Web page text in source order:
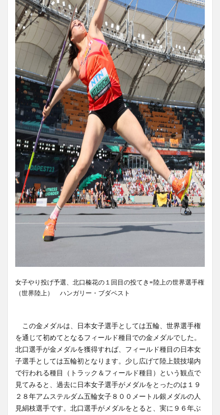
女子やり投げ予選、北口榛花の１回目の投てき=陸上の世界選手権
（世界陸上） ハンガリー・ブダペスト
この金メダルは、日本女子選手としては五輪、世界選手権
を通じて初めてとなるフィールド種目での金メダルでした。
北口選手が金メダルを獲得すれば、フィールド種目の日本女
子選手としては五輪初となります。少し広げて陸上競技場内
で行われる種目（トラック＆フィールド種目）という観点で
見てみると、過去に日本女子選手がメダルをとったのは１９
２８年アムステルダム五輪女子８００メートル銀メダルの人
見絹枝選手です。北口選手がメダルをとると、実に９６年ぶ